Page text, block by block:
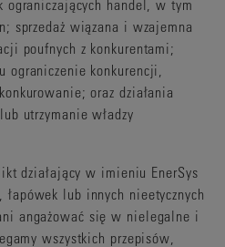
ograniczających handel, w tym
sprzedaż wiązana i wzajemna
poufnych z konkurentami;
ograniczenie konkurencji,
oraz działania
utrzymanie władzy
działający w imieniu EnerSys
łapówek lub innych nieetycznych
angażować się w nielegalne i
wszystkich przepisów,